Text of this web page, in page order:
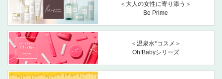
＜大人の女性に寄り添う＞
Be Prime
＜温泉水*コスメ＞
Oh!Babyシリーズ